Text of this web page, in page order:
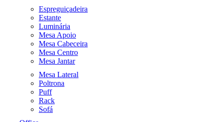
Espreguiçadeira
Estante
Luminária
Mesa Apoio
Mesa Cabeceira
Mesa Centro
Mesa Jantar
Mesa Lateral
Poltrona
Puff
Rack
Sofá